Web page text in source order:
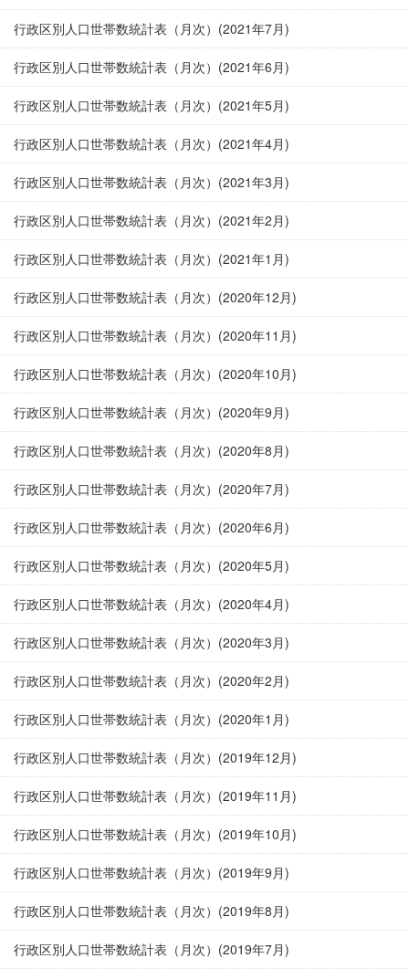
行政区別人口世帯数統計表（月次）(2021年7月)
行政区別人口世帯数統計表（月次）(2021年6月)
行政区別人口世帯数統計表（月次）(2021年5月)
行政区別人口世帯数統計表（月次）(2021年4月)
行政区別人口世帯数統計表（月次）(2021年3月)
行政区別人口世帯数統計表（月次）(2021年2月)
行政区別人口世帯数統計表（月次）(2021年1月)
行政区別人口世帯数統計表（月次）(2020年12月)
行政区別人口世帯数統計表（月次）(2020年11月)
行政区別人口世帯数統計表（月次）(2020年10月)
行政区別人口世帯数統計表（月次）(2020年9月)
行政区別人口世帯数統計表（月次）(2020年8月)
行政区別人口世帯数統計表（月次）(2020年7月)
行政区別人口世帯数統計表（月次）(2020年6月)
行政区別人口世帯数統計表（月次）(2020年5月)
行政区別人口世帯数統計表（月次）(2020年4月)
行政区別人口世帯数統計表（月次）(2020年3月)
行政区別人口世帯数統計表（月次）(2020年2月)
行政区別人口世帯数統計表（月次）(2020年1月)
行政区別人口世帯数統計表（月次）(2019年12月)
行政区別人口世帯数統計表（月次）(2019年11月)
行政区別人口世帯数統計表（月次）(2019年10月)
行政区別人口世帯数統計表（月次）(2019年9月)
行政区別人口世帯数統計表（月次）(2019年8月)
行政区別人口世帯数統計表（月次）(2019年7月)